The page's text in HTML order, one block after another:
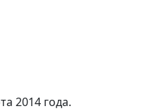
2014 года.